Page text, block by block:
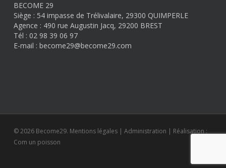
BECOME 29
Siège : 54 impasse de Trélivalaire, 29300 QUIMPERLE
Agence : 490 rue Augustin Jacq, 29200 BREST
Tél : 02 98 39 06 97
E-mail : become29@become29.com
© 2026 Become29. Mentions légales| Administration | Réalisation :
Com un poisson